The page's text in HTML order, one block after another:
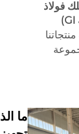
فولاذ
مجلفن (سلك GI)
منتجاتنا
ما